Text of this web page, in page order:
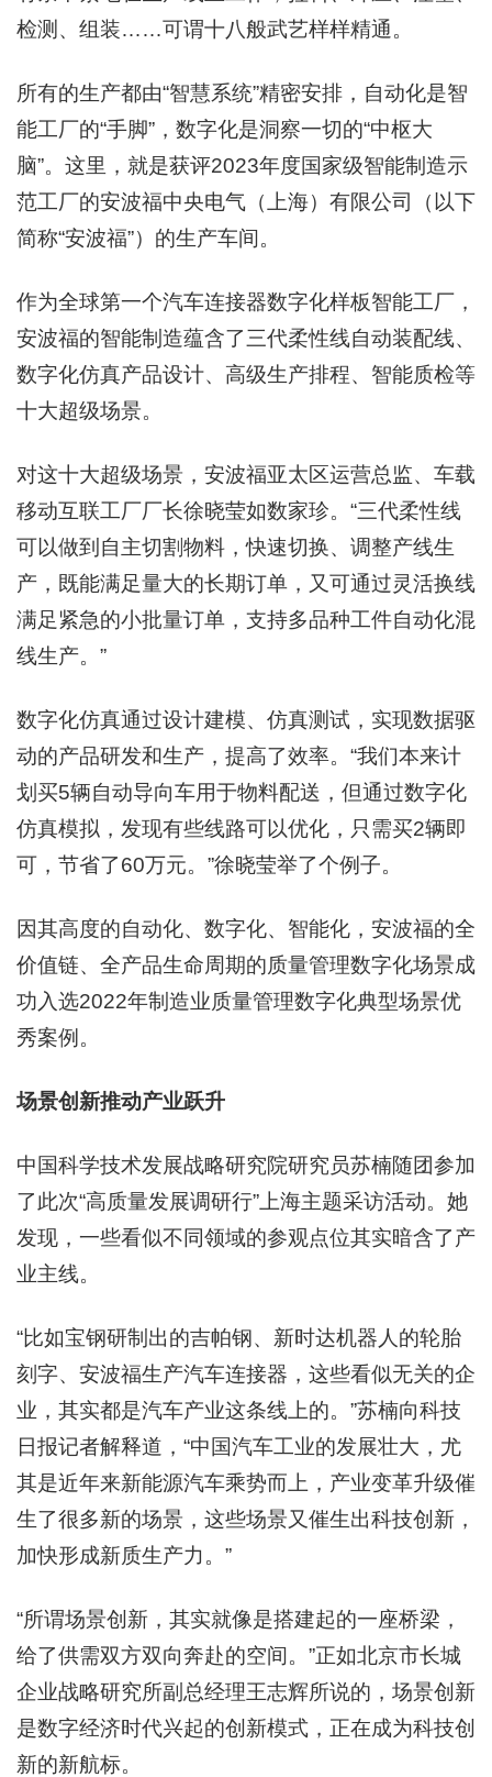
检测、组装……可谓十八般武艺样样精通。
所有的生产都由“智慧系统”精密安排，自动化是智
能工厂的“手脚”，数字化是洞察一切的“中枢大
脑”。这里，就是获评2023年度国家级智能制造示
范工厂的安波福中央电气（上海）有限公司（以下
简称“安波福”）的生产车间。
作为全球第一个汽车连接器数字化样板智能工厂，
安波福的智能制造蕴含了三代柔性线自动装配线、
数字化仿真产品设计、高级生产排程、智能质检等
十大超级场景。
对这十大超级场景，安波福亚太区运营总监、车载
移动互联工厂厂长徐晓莹如数家珍。“三代柔性线
可以做到自主切割物料，快速切换、调整产线生
产，既能满足量大的长期订单，又可通过灵活换线
满足紧急的小批量订单，支持多品种工件自动化混
线生产。”
数字化仿真通过设计建模、仿真测试，实现数据驱
动的产品研发和生产，提高了效率。“我们本来计
划买5辆自动导向车用于物料配送，但通过数字化
仿真模拟，发现有些线路可以优化，只需买2辆即
可，节省了60万元。”徐晓莹举了个例子。
因其高度的自动化、数字化、智能化，安波福的全
价值链、全产品生命周期的质量管理数字化场景成
功入选2022年制造业质量管理数字化典型场景优
秀案例。
场景创新推动产业跃升
中国科学技术发展战略研究院研究员苏楠随团参加
了此次“高质量发展调研行”上海主题采访活动。她
发现，一些看似不同领域的参观点位其实暗含了产
业主线。
“比如宝钢研制出的吉帕钢、新时达机器人的轮胎
刻字、安波福生产汽车连接器，这些看似无关的企
业，其实都是汽车产业这条线上的。”苏楠向科技
日报记者解释道，“中国汽车工业的发展壮大，尤
其是近年来新能源汽车乘势而上，产业变革升级催
生了很多新的场景，这些场景又催生出科技创新，
加快形成新质生产力。”
“所谓场景创新，其实就像是搭建起的一座桥梁，
给了供需双方双向奔赴的空间。”正如北京市长城
企业战略研究所副总经理王志辉所说的，场景创新
是数字经济时代兴起的创新模式，正在成为科技创
新的新航标。